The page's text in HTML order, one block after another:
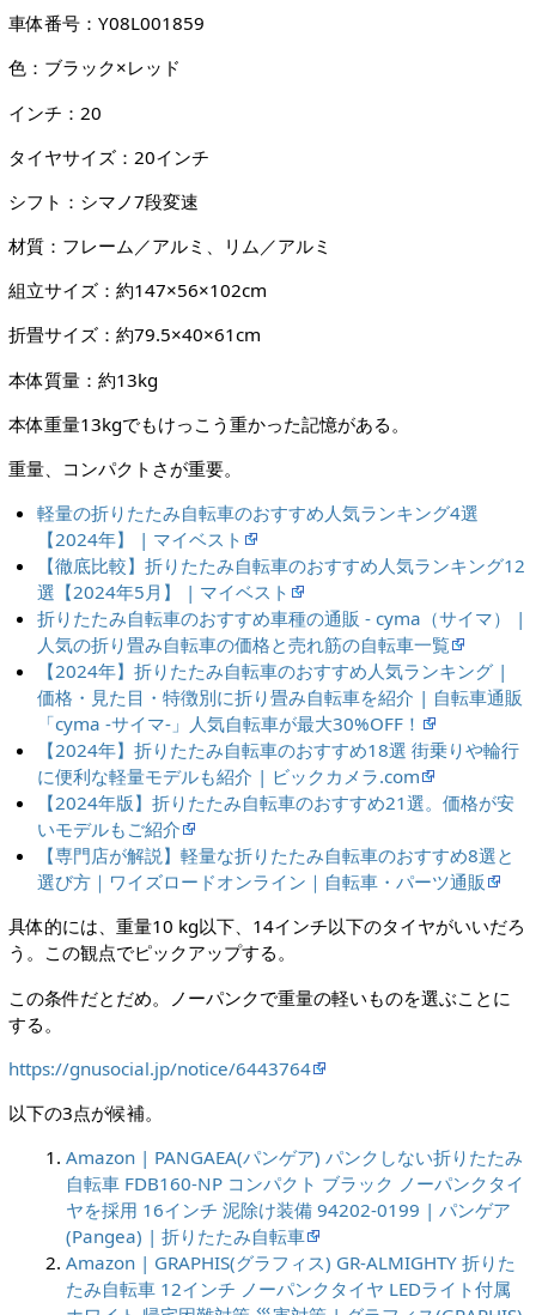
車体番号：Y08L001859
色：ブラック×レッド
インチ：20
タイヤサイズ：20インチ
シフト：シマノ7段変速
材質：フレーム／アルミ、リム／アルミ
組立サイズ：約147×56×102cm
折畳サイズ：約79.5×40×61cm
本体質量：約13kg
本体重量13kgでもけっこう重かった記憶がある。
重量、コンパクトさが重要。
軽量の折りたたみ自転車のおすすめ人気ランキング4選
【2024年】 | マイベスト
【徹底比較】折りたたみ自転車のおすすめ人気ランキング12
選【2024年5月】 | マイベスト
折りたたみ自転車のおすすめ車種の通販 - cyma（サイマ） |
人気の折り畳み自転車の価格と売れ筋の自転車一覧
【2024年】折りたたみ自転車のおすすめ人気ランキング |
価格・見た目・特徴別に折り畳み自転車を紹介 | 自転車通販
「cyma -サイマ-」人気自転車が最大30%OFF！
【2024年】折りたたみ自転車のおすすめ18選 街乗りや輪行
に便利な軽量モデルも紹介 | ビックカメラ.com
【2024年版】折りたたみ自転車のおすすめ21選。価格が安
いモデルもご紹介
【専門店が解説】軽量な折りたたみ自転車のおすすめ8選と
選び方｜ワイズロードオンライン｜自転車・パーツ通販
具体的には、重量10 kg以下、14インチ以下のタイヤがいいだろ
う。この観点でピックアップする。
この条件だとだめ。ノーパンクで重量の軽いものを選ぶことに
する。
https://gnusocial.jp/notice/6443764
以下の3点が候補。
Amazon | PANGAEA(パンゲア) パンクしない折りたたみ
自転車 FDB160-NP コンパクト ブラック ノーパンクタイ
ヤを採用 16インチ 泥除け装備 94202-0199 | パンゲア
(Pangea) | 折りたたみ自転車
Amazon | GRAPHIS(グラフィス) GR-ALMIGHTY 折りた
たみ自転車 12インチ ノーパンクタイヤ LEDライト付属